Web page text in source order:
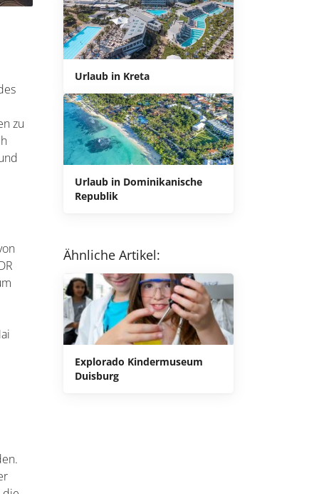
zu
Urlaub in Kreta
Urlaub in Dominikanische
Republik
Ähnliche Artikel:
Explorado Kindermuseum
Duisburg